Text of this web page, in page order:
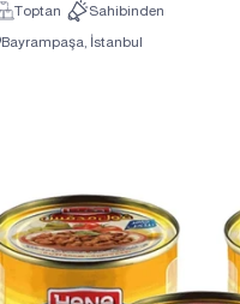
Toptan
Sahibinden
Bayrampaşa, İstanbul